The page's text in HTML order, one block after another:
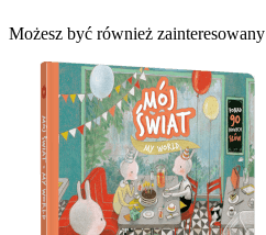
Możesz być również zainteresowany